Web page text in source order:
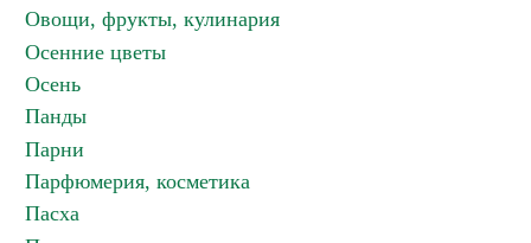
Овощи, фрукты, кулинария
Осенние цветы
Осень
Панды
Парни
Парфюмерия, косметика
Пасха